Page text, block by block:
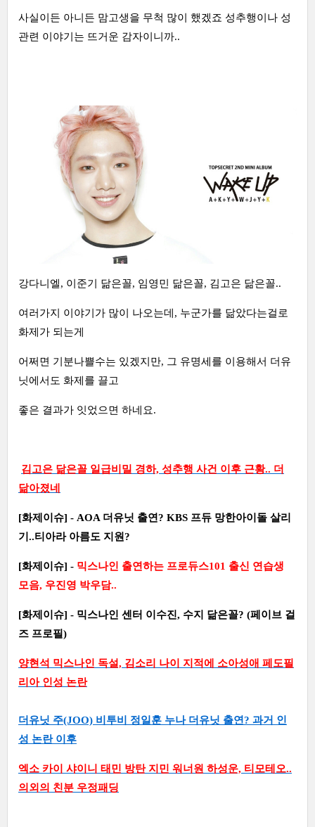
사실이든 아니든 맘고생을 무척 많이 했겠죠 성추행이나 성
관련 이야기는 뜨거운 감자이니까..
강다니엘, 이준기 닮은꼴, 임영민 닮은꼴, 김고은 닮은꼴..
여러가지 이야기가 많이 나오는데, 누군가를 닮았다는걸로
화제가 되는게
어쩌면 기분나쁠수는 있겠지만, 그 유명세를 이용해서 더유
닛에서도 화제를 끌고
좋은 결과가 잇었으면 하네요.
김고은 닮은꼴 일급비밀 경하, 성추행 사건 이후 근황.. 더
닮아졌네
[화제이슈] - AOA 더유닛 출연? KBS 프듀 망한아이돌 살리
기..티아라 아름도 지원?
[화제이슈] - 믹스나인 출연하는 프로듀스101 출신 연습생
모음, 우진영 박우담..
[화제이슈] - 믹스나인 센터 이수진, 수지 닮은꼴? (페이브 걸
즈 프로필)
양현석 믹스나인 독설, 김소리 나이 지적에 소아성애 페도필
리아 인성 논란
더유닛 주(JOO) 비투비 정일훈 누나 더유닛 출연? 과거 인
성 논란 이후
엑소 카이 샤이니 태민 방탄 지민 워너원 하성운, 티모테오..
의외의 친분 우정패딩